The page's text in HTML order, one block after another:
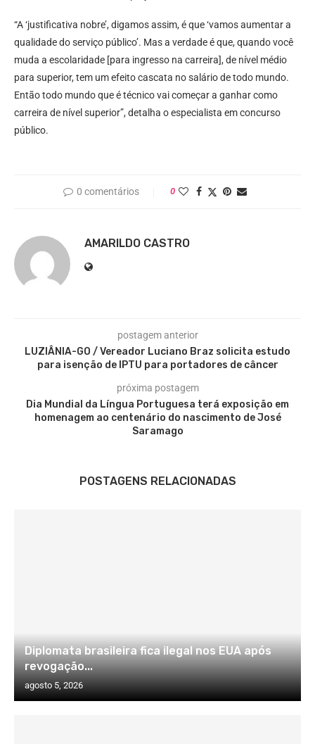
“A ‘justificativa nobre’, digamos assim, é que ‘vamos aumentar a
qualidade do serviço público’. Mas a verdade é que, quando você
muda a escolaridade [para ingresso na carreira], de nível médio
para superior, tem um efeito cascata no salário de todo mundo.
Então todo mundo que é técnico vai começar a ganhar como
carreira de nível superior”, detalha o especialista em concurso
público.
0 comentários 0
AMARILDO CASTRO
postagem anterior
LUZIÂNIA-GO / Vereador Luciano Braz solicita estudo
para isenção de IPTU para portadores de câncer
próxima postagem
Dia Mundial da Língua Portuguesa terá exposição em
homenagem ao centenário do nascimento de José
Saramago
POSTAGENS RELACIONADAS
Diplomata brasileira fica ilegal nos EUA após
revogação...
agosto 5, 2026